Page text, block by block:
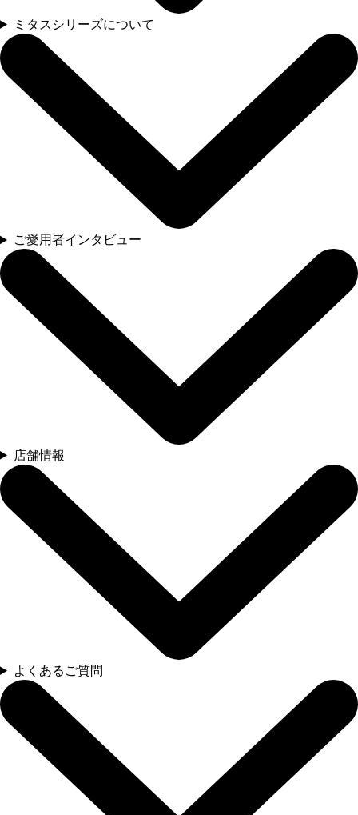
ミタスシリーズについて
ご愛用者インタビュー
店舗情報
よくあるご質問